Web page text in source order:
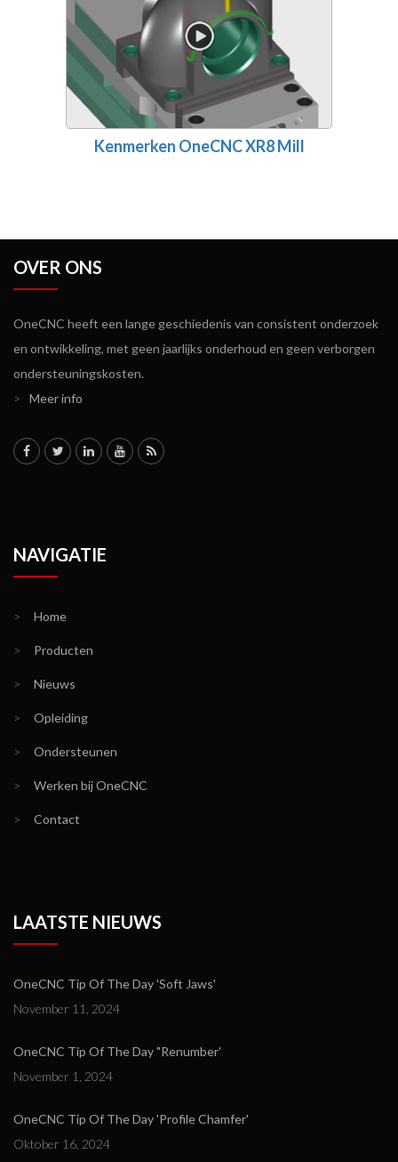
Kenmerken OneCNC XR8 Mill
OVER ONS
OneCNC heeft een lange geschiedenis van consistent onderzoek
en ontwikkeling, met geen jaarlijks onderhoud en geen verborgen
ondersteuningskosten.
>
Meer info
NAVIGATIE
> Home
> Producten
> Nieuws
> Opleiding
> Ondersteunen
> Werken bij OneCNC
> Contact
LAATSTE NIEUWS
OneCNC Tip Of The Day 'Soft Jaws'
November 11, 2024
OneCNC Tip Of The Day "Renumber'
November 1, 2024
OneCNC Tip Of The Day 'Profile Chamfer'
Oktober 16, 2024